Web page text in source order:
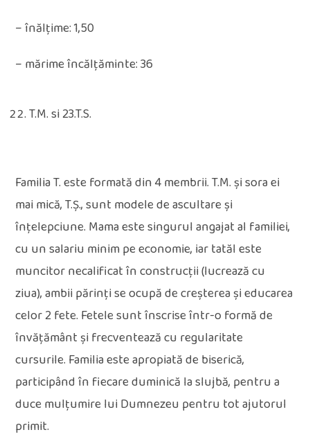
– înălțime: 1,50
– mărime încălțăminte: 36
T.M. si 23.T.S.
Familia T. este formată din 4 membrii. T.M. și sora ei
mai mică, T.Ș., sunt modele de ascultare și
înțelepciune. Mama este singurul angajat al familiei,
cu un salariu minim pe economie, iar tatăl este
muncitor necalificat în construcții (lucrează cu
ziua), ambii părinți se ocupă de creşterea şi educarea
celor 2 fete. Fetele sunt înscrise într-o formă de
învăţământ şi frecventează cu regularitate
cursurile. Familia este apropiată de biserică,
participând în fiecare duminică la slujbă, pentru a
duce mulţumire lui Dumnezeu pentru tot ajutorul
primit.